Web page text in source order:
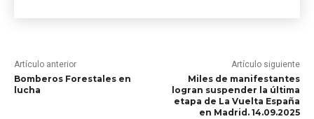
Artículo anterior
Bomberos Forestales en
lucha
Artículo siguiente
Miles de manifestantes
logran suspender la última
etapa de La Vuelta España
en Madrid. 14.09.2025